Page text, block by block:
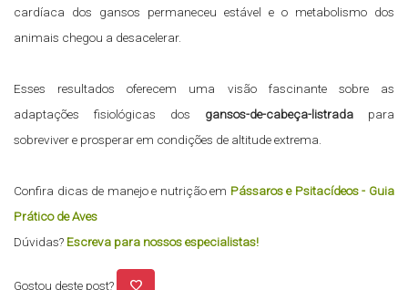
cardíaca dos gansos permaneceu estável e o metabolismo dos
animais chegou a desacelerar.
Esses resultados oferecem uma visão fascinante sobre as
adaptações fisiológicas dos gansos-de-cabeça-listrada para
sobreviver e prosperar em condições de altitude extrema.
Confira dicas de manejo e nutrição em Pássaros e Psitacídeos - Guia
Prático de Aves
Dúvidas? Escreva para nossos especialistas!
Gostou deste post? favorite